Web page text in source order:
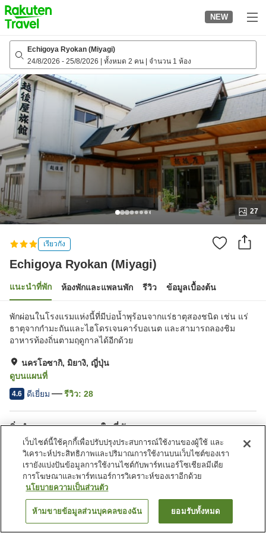
to
top
page
NEW
Echigoya Ryokan (Miyagi)
24/8/2026 - 25/8/2026 ทั้งหมด 2 คน จำนวน 1 ห้อง
27
เรียวกัง
Echigoya Ryokan (Miyagi)
แนะนำที่พัก ห้องพักและแพลนพัก รีวิว ข้อมูลเบื้องต้น
พักผ่อนในโรงแรมแห่งนี้ที่มีบ่อน้ำพุร้อนจากแร่ธาตุสองชนิด เช่น แร่
ธาตุจากกำมะถันและไฮโดรเจนคาร์บอเนต และสามารถลองชิม
อาหารท้องถิ่นตามฤดูกาลได้อีกด้วย
นครโอซากิ, มิยางิ, ญี่ปุ่น
ดูบนแผนที่
4.6 ดีเยี่ยม รีวิว: 28
สิ่งอำนวยความสะดวกในที่พัก
ที่จอดรถ
ตู้จำหน่ายอัตโนมัติ
ร้านค้า
ห้องจัดเลี้ยง
หน้าแรก ญี่ปุ่น มิยางิ
ค้นหาห้องพัก
เว็บไซต์นี้ใช้คุกกี้เพื่อปรับปรุงประสบการณ์ใช้งานของผู้ใช้ และ
วิเคราะห์ประสิทธิภาพและปริมาณการใช้งานบนเว็บไซต์ของเรา
เรายังแบ่งปันข้อมูลการใช้งานไซต์กับพาร์ทเนอร์โซเชียลมีเดีย
การโฆษณาและพาร์ทเนอร์การวิเคราะห์ของเราอีกด้วย
นโยบายความเป็นส่วนตัว
ห้ามขายข้อมูลส่วนบุคคลของฉัน ยอมรับทั้งหมด